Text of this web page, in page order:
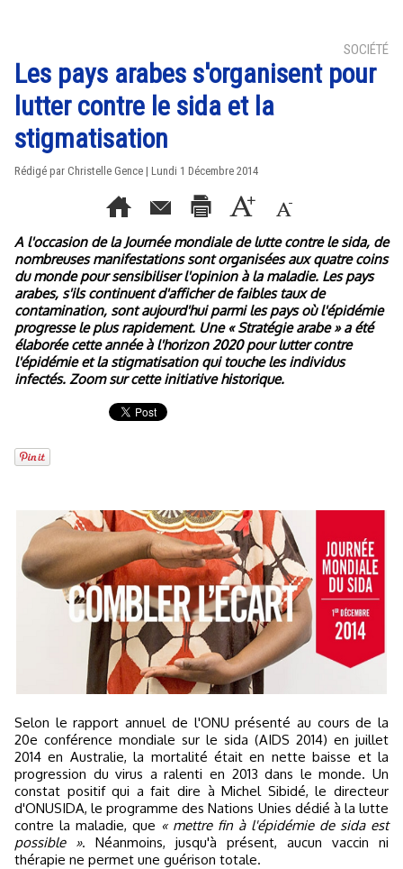
SOCIÉTÉ
Les pays arabes s'organisent pour
lutter contre le sida et la
stigmatisation
Rédigé par Christelle Gence | Lundi 1 Décembre 2014
A l'occasion de la Journée mondiale de lutte contre le sida, de
nombreuses manifestations sont organisées aux quatre coins
du monde pour sensibiliser l'opinion à la maladie. Les pays
arabes, s'ils continuent d'afficher de faibles taux de
contamination, sont aujourd'hui parmi les pays où l'épidémie
progresse le plus rapidement. Une « Stratégie arabe » a été
élaborée cette année à l'horizon 2020 pour lutter contre
l'épidémie et la stigmatisation qui touche les individus
infectés. Zoom sur cette initiative historique.
Selon le rapport annuel de l'ONU présenté au cours de la
20e conférence mondiale sur le sida (AIDS 2014) en juillet
2014 en Australie, la mortalité était en nette baisse et la
progression du virus a ralenti en 2013 dans le monde. Un
constat positif qui a fait dire à Michel Sibidé, le directeur
d'ONUSIDA, le programme des Nations Unies dédié à la lutte
contre la maladie, que « mettre fin à l'épidémie de sida est
possible ». Néanmoins, jusqu'à présent, aucun vaccin ni
thérapie ne permet une guérison totale.